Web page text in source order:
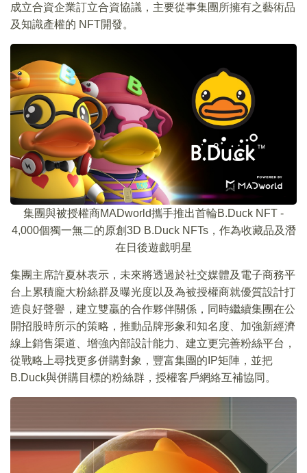
成立合資企業訂立合資協議，主要從事集團所擁有之藝術品
及知識產權的 NFT開發。
集團與被授權商MADworld攜手推出首輪B.Duck NFT -
4,000個獨一無二的原創3D B.Duck NFTs，作為收藏品及潛
在日後遊戲明星
集團主席許夏林表示，未來將透過於社交媒體及電子商務平
台上累積龐大粉絲群及曝光度以及為被授權商就優質設計打
造良好聲譽，建立雙贏的合作夥伴關係，同時繼續集團在公
開招股時所示的策略，推動品牌形象和知名度、加強新經濟
線上銷售渠道、增強內部設計能力、建立更完善粉絲平台，
從戰略上尋找更多併購對象，豐富集團的IP矩陣，並把
B.Duck與併購目標的粉絲群，授權客戶網絡互補協同。